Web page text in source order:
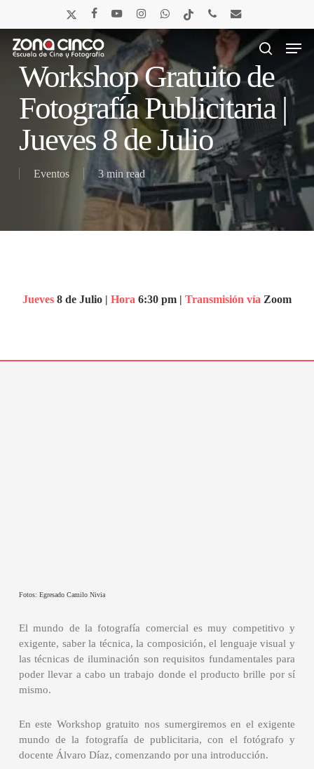
main
content
x-
facebookyoutubeinstagramwhatsapptiktok phone email
Menu
Workshop Gratuito de
Fotografía Publicitaria |
Jueves 8 de Julio
Eventos 3 min read
Jueves8 de Julio | Hora 6:30 pm | Transmisión vía Zoom
Fotos: Egresado Camilo Nivia
El mundo de la fotografía comercial es muy competitivo y
exigente, saber la técnica, la composición, el lenguaje visual y
las técnicas de iluminación son requisitos fundamentales para
poder llevar a cabo un trabajo donde el producto brille por sí
mismo.
En este Workshop gratuito nos sumergiremos en el exigente
mundo de la fotografía de publicitaria, con el fotógrafo y
docente Álvaro Díaz, comenzando por una introducción.